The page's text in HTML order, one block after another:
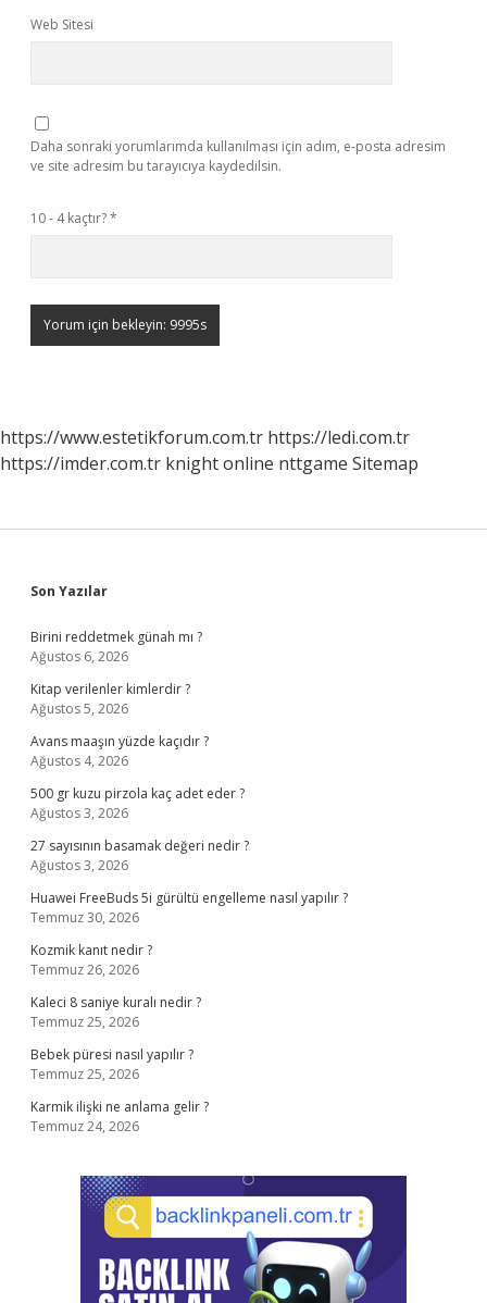
Web Sitesi
Daha sonraki yorumlarımda kullanılması için adım, e-posta adresim
ve site adresim bu tarayıcıya kaydedilsin.
10 - 4 kaçtır?*
https://www.estetikforum.com.tr https://ledi.com.tr
https://imder.com.tr knight online nttgame Sitemap
Sidebar
Son Yazılar
Birini reddetmek günah mı ?
Ağustos 6, 2026
Kitap verilenler kimlerdir ?
Ağustos 5, 2026
Avans maaşın yüzde kaçıdır ?
Ağustos 4, 2026
500 gr kuzu pirzola kaç adet eder ?
Ağustos 3, 2026
27 sayısının basamak değeri nedir ?
Ağustos 3, 2026
Huawei FreeBuds 5i gürültü engelleme nasıl yapılır ?
Temmuz 30, 2026
Kozmik kanıt nedir ?
Temmuz 26, 2026
Kaleci 8 saniye kuralı nedir ?
Temmuz 25, 2026
Bebek püresi nasıl yapılır ?
Temmuz 25, 2026
Karmik ilişki ne anlama gelir ?
Temmuz 24, 2026